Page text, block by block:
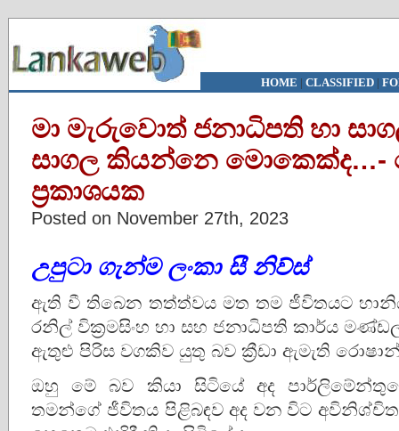
HOME | CLASSIFIED|
මා මැරුවොත් ජනාධිපති හා
සාගල කියන්නෙ මොකෙක්ද…-
ප‍්‍රකාශයක
Posted on November 27th, 2023
උපුටා ගැන්ම ලංකා සී නිව්ස්
ඇති වී තිබෙන තත්ත්වය මත තම ජීවිතයට
රනිල් වික්‍රමසිංහ හා සහ ජනාධිපති කාර්ය
ඇතුළු පිරිස වගකිව යුතු බව ක්‍රීඩා ඇමැති
ඔහු මේ බව කියා සිටියේ අද
තමන්ගේ ජීවිතය පිළිබඳව අද වන විට